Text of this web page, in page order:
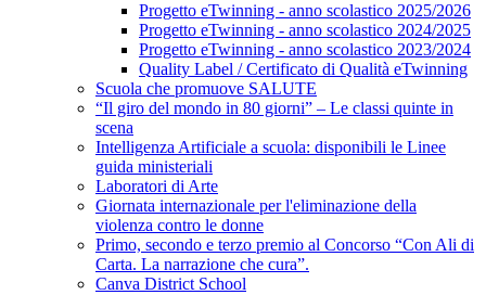
Progetto eTwinning - anno scolastico 2025/2026
Progetto eTwinning - anno scolastico 2024/2025
Progetto eTwinning - anno scolastico 2023/2024
Quality Label / Certificato di Qualità eTwinning
Scuola che promuove SALUTE
“Il giro del mondo in 80 giorni” – Le classi quinte in
scena
Intelligenza Artificiale a scuola: disponibili le Linee
guida ministeriali
Laboratori di Arte
Giornata internazionale per l'eliminazione della
violenza contro le donne
Primo, secondo e terzo premio al Concorso “Con Ali di
Carta. La narrazione che cura”.
Canva District School